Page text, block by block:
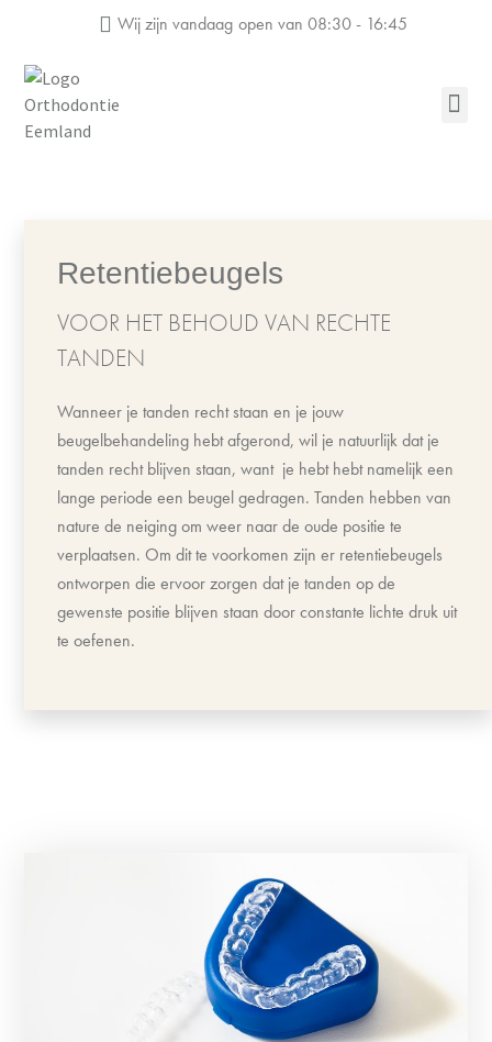
Wij zijn vandaag open van 08:30 - 16:45
Retentiebeugels
VOOR HET BEHOUD VAN RECHTE
TANDEN
Wanneer je tanden recht staan en je jouw
beugelbehandeling hebt afgerond, wil je natuurlijk dat je
tanden recht blijven staan, want je hebt hebt namelijk een
lange periode een beugel gedragen. Tanden hebben van
nature de neiging om weer naar de oude positie te
verplaatsen. Om dit te voorkomen zijn er retentiebeugels
ontworpen die ervoor zorgen dat je tanden op de
gewenste positie blijven staan door constante lichte druk uit
te oefenen.